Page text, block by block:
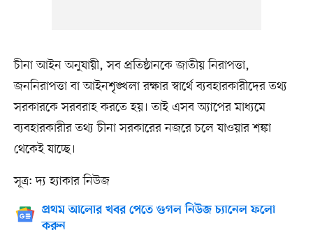
চীনা আইন অনুযায়ী, সব প্রতিষ্ঠানকে জাতীয় নিরাপত্তা,
জননিরাপত্তা বা আইনশৃঙ্খলা রক্ষার স্বার্থে ব্যবহারকারীদের তথ্য
সরকারকে সরবরাহ করতে হয়। তাই এসব অ্যাপের মাধ্যমে
ব্যবহারকারীর তথ্য চীনা সরকারের নজরে চলে যাওয়ার শঙ্কা
থেকেই যাচ্ছে।
সূত্র: দ্য হ্যাকার নিউজ
প্রথম আলোর খবর পেতে গুগল নিউজ চ্যানেল ফলো
করুন